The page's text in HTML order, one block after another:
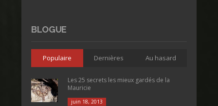
BLOGUE
Populaire Dernières Au hasard
Les 25 secrets les mieux gardés de la
Mauricie
juin 18, 2013